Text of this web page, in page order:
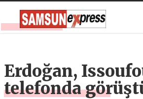
Erdoğan,
telefonda